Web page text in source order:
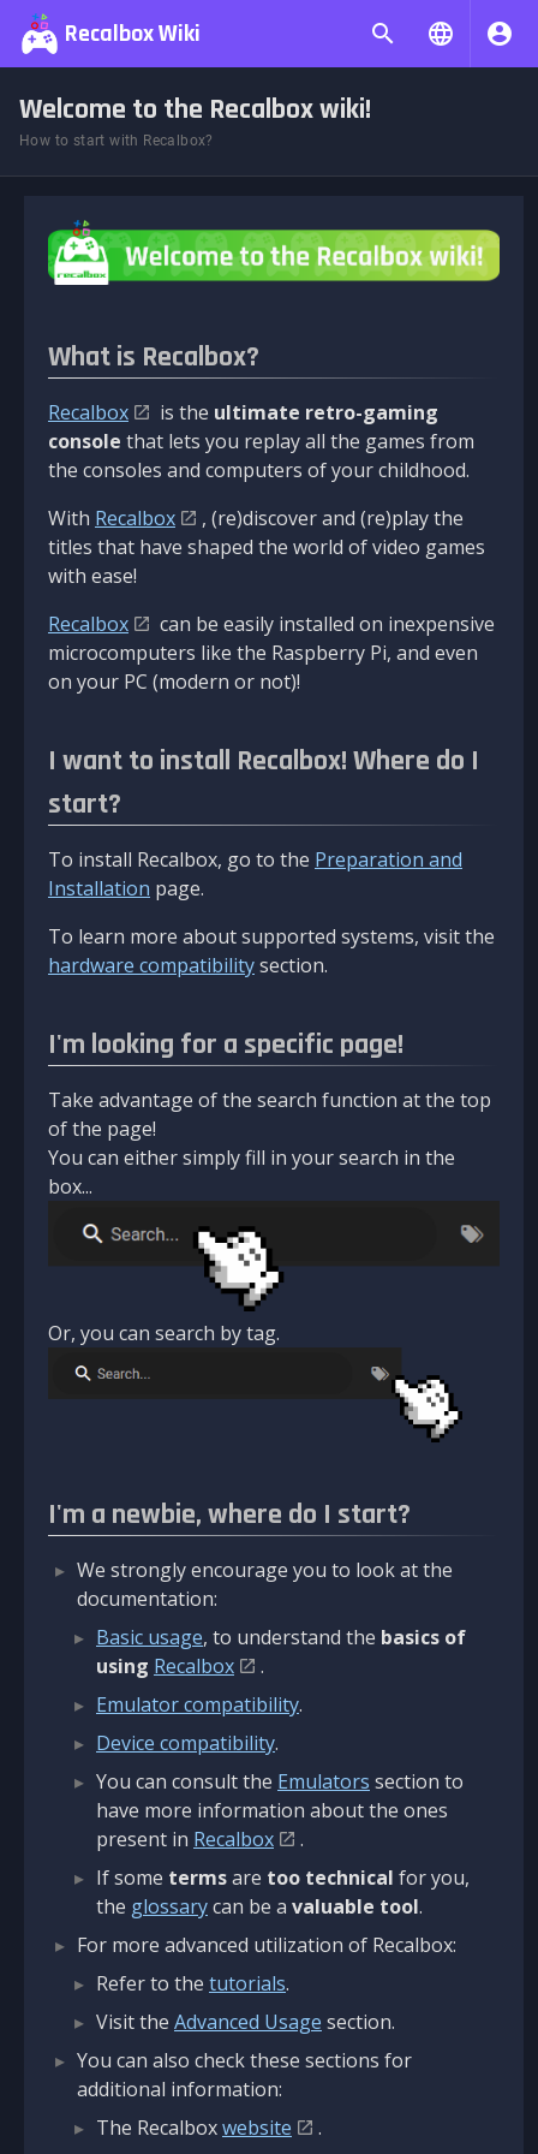
Recalbox Wiki
Welcome to the Recalbox wiki!
How to start with Recalbox?
What is Recalbox?
Recalbox is the ultimate retro-gaming
console that lets you replay all the games from
the consoles and computers of your childhood.
With Recalbox
, (re)discover and (re)play the
titles that have shaped the world of video games
with ease!
Recalbox
can be easily installed on inexpensive
microcomputers like the Raspberry Pi, and even
on your PC (modern or not)!
I want to install Recalbox! Where do I
start?
To install Recalbox, go to the Preparation and
Installation page.
To learn more about supported systems, visit the
hardware compatibilitysection.
I'm looking for a specific page!
Take advantage of the search function at the top
of the page!
You can either simply fill in your search in the
box...
Or, you can search by tag.
I'm a newbie, where do I start?
We strongly encourage you to look at the
documentation:
Basic usage, to understand the basics of
using Recalbox
.
Emulator compatibility.
Device compatibility.
You can consult the Emulators section to
have more information about the ones
present in Recalbox
.
If some termsare too technical for you,
the glossarycan be a valuable tool.
For more advanced utilization of Recalbox:
Refer to the tutorials.
Visit the Advanced Usage section.
You can also check these sections for
additional information:
The Recalboxwebsite
.